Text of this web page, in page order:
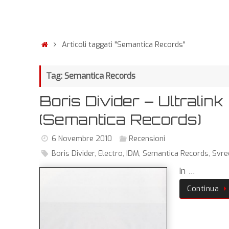
Articoli taggati "Semantica Records"
Tag: Semantica Records
Boris Divider – Ultralink
(Semantica Records)
6 Novembre 2010
Recensioni
Boris Divider,Electro,IDM, Semantica Records,
In …
Continua